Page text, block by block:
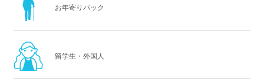
お年寄りパック
留学生・外国人